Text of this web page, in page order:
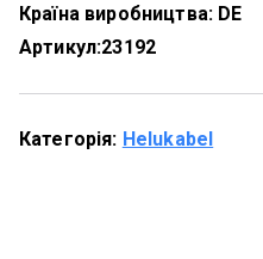
Країна виробництва: DE
Артикул:23192
Категорія: Helukabel